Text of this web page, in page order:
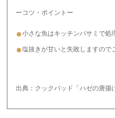
ーコツ・ポイントー
小さな魚はキッチンバサミで処
塩抜きが甘いと失敗しますので
出典：クックパッド「ハゼの唐揚